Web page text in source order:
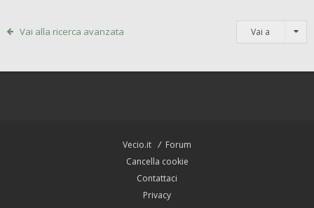
Vai alla ricerca avanzata Vai a
Vecio.it
Forum
Cancella cookie
Contattaci
Privacy